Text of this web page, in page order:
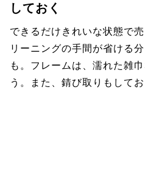
しておく
できるだけきれいな状態で
リーニングの手間が省ける
も。フレームは、濡れた雑
う。また、錆び取りもして